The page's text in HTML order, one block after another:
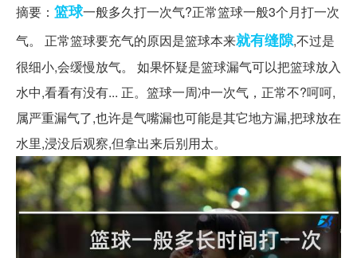
摘要： 篮球一般多久打一次气?正常篮球一般3个月打一次
气。 正常篮球要充气的原因是篮球本来就有缝隙,不过是
很细小,会缓慢放气。 如果怀疑是篮球漏气可以把篮球放入
水中,看看有没有... 正。篮球一周冲一次气，正常不?呵呵,
属严重漏气了,也许是气嘴漏也可能是其它地方漏,把球放在
水里,浸没后观察,但拿出来后别用太。